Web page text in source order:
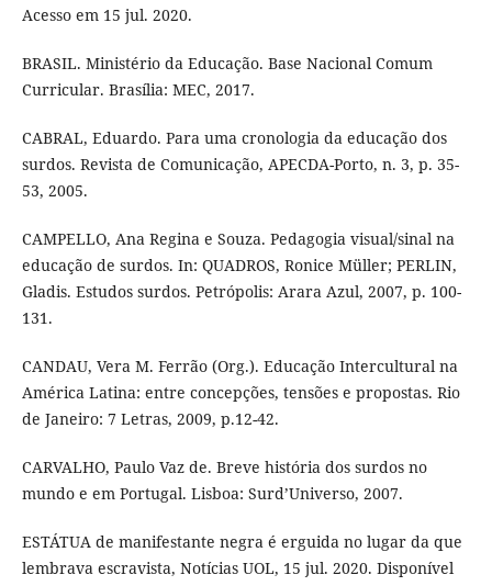
Acesso em 15 jul. 2020.
BRASIL. Ministério da Educação. Base Nacional Comum
Curricular. Brasília: MEC, 2017.
CABRAL, Eduardo. Para uma cronologia da educação dos
surdos. Revista de Comunicação, APECDA-Porto, n. 3, p. 35-
53, 2005.
CAMPELLO, Ana Regina e Souza. Pedagogia visual/sinal na
educação de surdos. In: QUADROS, Ronice Müller; PERLIN,
Gladis. Estudos surdos. Petrópolis: Arara Azul, 2007, p. 100-
131.
CANDAU, Vera M. Ferrão (Org.). Educação Intercultural na
América Latina: entre concepções, tensões e propostas. Rio
de Janeiro: 7 Letras, 2009, p.12-42.
CARVALHO, Paulo Vaz de. Breve história dos surdos no
mundo e em Portugal. Lisboa: Surd’Universo, 2007.
ESTÁTUA de manifestante negra é erguida no lugar da que
lembrava escravista, Notícias UOL, 15 jul. 2020. Disponível